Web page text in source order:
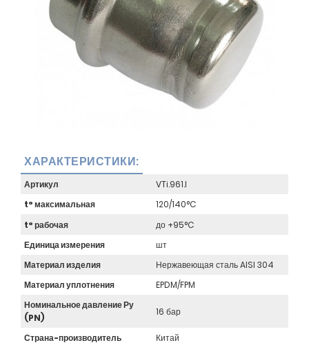
ХАРАКТЕРИСТИКИ:
Артикул
VTi.961.I
t° максимальная
120/140°C
t° рабочая
до +95°C
Единица измерения
шт
Материал изделия
Нержавеющая сталь AISI 304
Материал уплотнения
EPDM/FPM
Номинальное давление Ру
(PN)
16 бар
Страна-производитель
Китай